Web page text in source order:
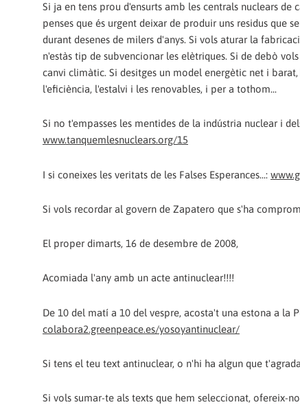
Si ja en tens prou d'ensurts amb les centrals nuclears de
penses que és urgent deixar de produir uns residus que
durant desenes de milers d'anys. Si vols aturar la
n'estàs tip de subvencionar les elètriques. Si de debò
canvi climàtic. Si desitges un model energètic net i
l'eficiència, l'estalvi i les renovables, i per a tothom...
Si no t'empasses les mentides de la indústria nuclear i
www.tanquemlesnuclears.org/15
I si coneixes les veritats de les Falses Esperances...:
Si vols recordar al govern de Zapatero que s'ha
El proper dimarts, 16 de desembre de 2008,
Acomiada l'any amb un acte antinuclear!!!!
De 10 del matí a 10 del vespre, acosta't una estona a la
colabora2.greenpeace.es/yosoyantinuclear/
Si tens el teu text antinuclear, o n'hi ha algun que
Si vols sumar-te als texts que hem seleccionat, ofereix-